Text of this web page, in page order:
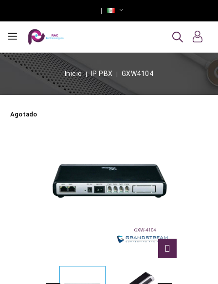
Inicio IP PBX GXW4104
Agotado